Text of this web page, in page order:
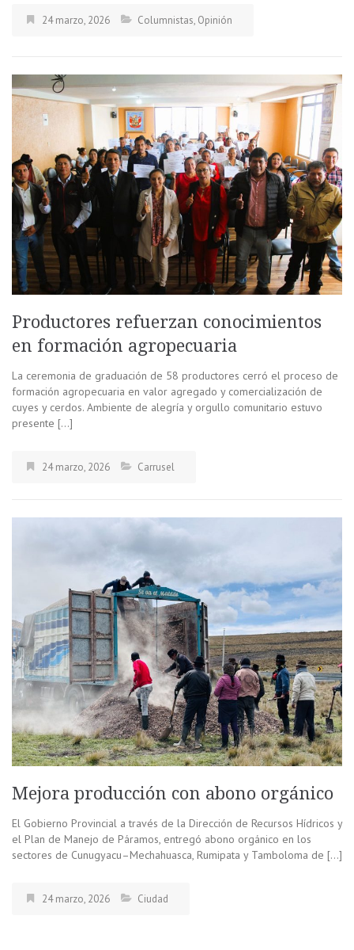
24 marzo, 2026 Columnistas, Opinión
Productores refuerzan conocimientos
en formación agropecuaria
La ceremonia de graduación de 58 productores cerró el proceso de
formación agropecuaria en valor agregado y comercialización de
cuyes y cerdos. Ambiente de alegría y orgullo comunitario estuvo
presente […]
24 marzo, 2026 Carrusel
Mejora producción con abono orgánico
El Gobierno Provincial a través de la Dirección de Recursos Hídricos y
el Plan de Manejo de Páramos, entregó abono orgánico en los
sectores de Cunugyacu–Mechahuasca, Rumipata y Tamboloma de […]
24 marzo, 2026 Ciudad